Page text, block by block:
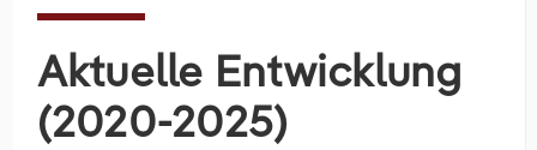
Aktuelle Entwicklung
(2020-2025)